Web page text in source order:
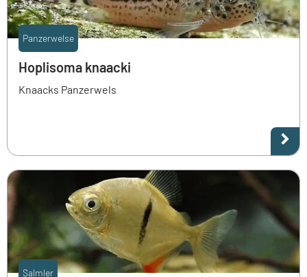
Panzerwelse
Hoplisoma knaacki
Knaacks Panzerwels
Salmler